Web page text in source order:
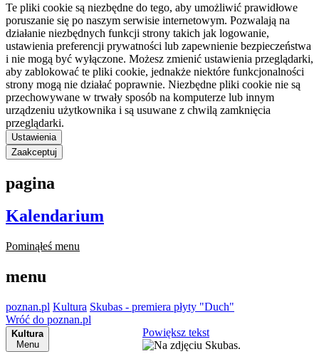
Te pliki cookie są niezbędne do tego, aby umożliwić prawidłowe
poruszanie się po naszym serwisie internetowym. Pozwalają na
działanie niezbędnych funkcji strony takich jak logowanie,
ustawienia preferencji prywatności lub zapewnienie bezpieczeństwa
i nie mogą być wyłączone. Możesz zmienić ustawienia przeglądarki,
aby zablokować te pliki cookie, jednakże niektóre funkcjonalności
strony mogą nie działać poprawnie. Niezbędne pliki cookie nie są
przechowywane w trwały sposób na komputerze lub innym
urządzeniu użytkownika i są usuwane z chwilą zamknięcia
przeglądarki.
Ustawienia
Zaakceptuj
pagina
Kalendarium
Pominąłeś menu
menu
poznan.pl Kultura Skubas - premiera płyty "Duch"
Wróć do poznan.pl
Kultura
Menu
Powiększ tekst